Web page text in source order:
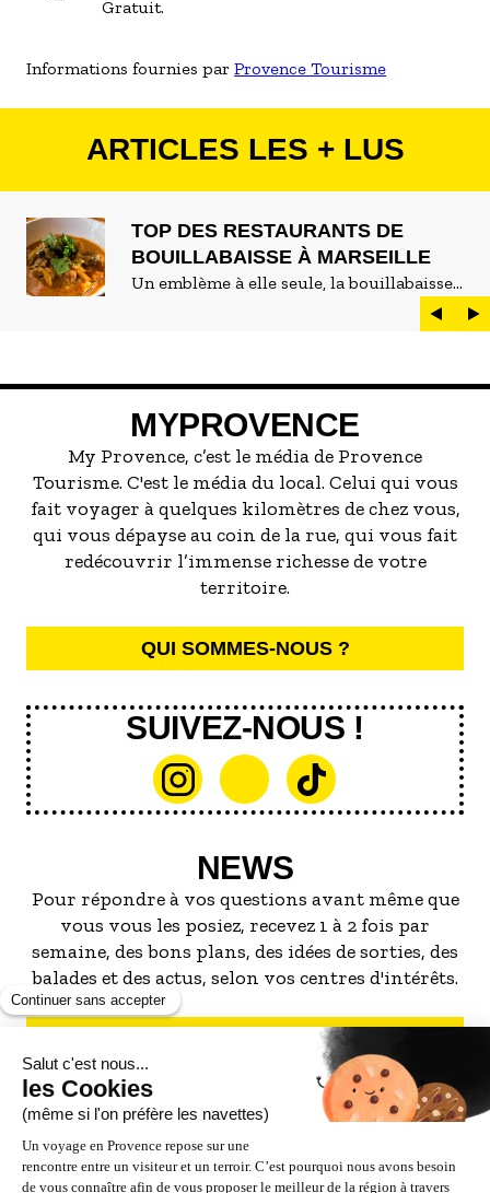
Gratuit.
Informations fournies par Provence Tourisme
ARTICLES LES + LUS
TOP DES RESTAURANTS DE
BOUILLABAISSE À MARSEILLE
Un emblème à elle seule, la bouillabaisse
est LE plat marseillais par excellence. On
peut d'ailleurs vite être submergé·e par la
servir la meilleure...
MYPROVENCE
My Provence, c’est le média de Provence
Tourisme. C'est le média du local. Celui qui vous
fait voyager à quelques kilomètres de chez vous,
qui vous dépayse au coin de la rue, qui vous fait
redécouvrir l’immense richesse de votre
territoire.
QUI SOMMES-NOUS ?
SUIVEZ-NOUS !
NEWS
Pour répondre à vos questions avant même que
vous vous les posiez, recevez 1 à 2 fois par
semaine, des bons plans, des idées de sorties, des
balades et des actus, selon vos centres d'intérêts.
S'INSCRIRE À LA NEWSLETTER
NOS PARTENAIRES